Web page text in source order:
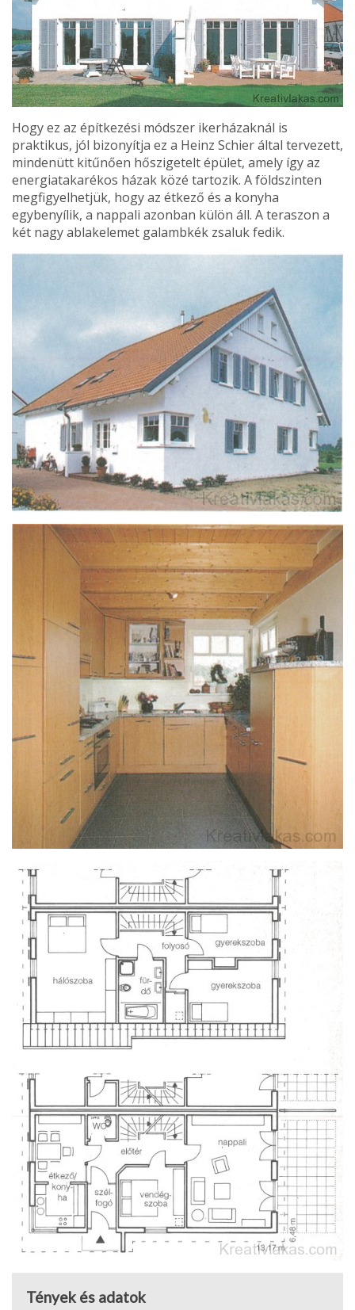
Hogy ez az építkezési módszer ikerházaknál is
praktikus, jól bizonyítja ez a Heinz Schier által tervezett,
mindenütt kitűnően hőszige­telt épület, amely így az
energiatakarékos házak közé tartozik. A földszinten
megfigyel­hetjük, hogy az étkező és a konyha
egybenyílik, a nap­pali azonban külön áll. A te­raszon a
két nagy ablakele­met galambkék zsaluk fedik.
Tények és adatok